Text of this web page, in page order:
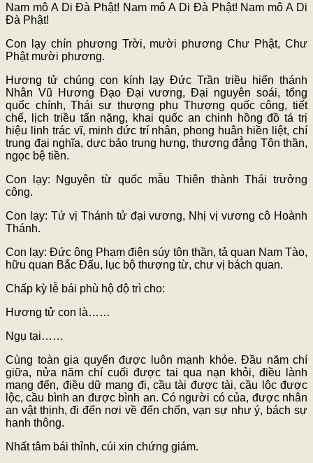
Nam mô A Di Đà Phật! Nam mô A Di Đà Phật! Nam mô A Di
Đà Phật!
Con lạy chín phương Trời, mười phương Chư Phật, Chư
Phật mười phương.
Hương tử chúng con kính lạy Đức Trần triều hiển thánh
Nhân Vũ Hương Đạo Đại vương, Đại nguyên soái, tổng
quốc chính, Thái sư thượng phụ Thượng quốc công, tiết
chế, lịch triều tấn nặng, khai quốc an chinh hồng đồ tá trị
hiệu linh trác vĩ, minh đức trí nhân, phong huân hiền liệt, chí
trung đại nghĩa, dực bảo trung hưng, thượng đẳng Tôn thần,
ngọc bệ tiền.
Con lạy: Nguyên từ quốc mẫu Thiên thành Thái trưởng
công.
Con lạy: Tứ vị Thánh tử đại vương, Nhị vị vương cô Hoành
Thánh.
Con lạy: Đức ông Phạm điện súy tôn thần, tả quan Nam Tào,
hữu quan Bắc Đẩu, lục bộ thượng từ, chư vị bách quan.
Chấp kỳ lễ bái phù hộ độ trì cho:
Hương tử con là……
Ngụ tại……
Cùng toàn gia quyến được luôn mạnh khỏe. Đầu năm chí
giữa, nửa năm chí cuối được tai qua nạn khỏi, điều lành
mang đến, điều dữ mang đi, cầu tài được tài, cầu lộc được
lộc, cầu bình an được bình an. Có người có của, được nhân
an vật thịnh, đi đến nơi về đến chốn, vạn sự như ý, bách sự
hanh thông.
Nhất tâm bái thỉnh, cúi xin chứng giám.